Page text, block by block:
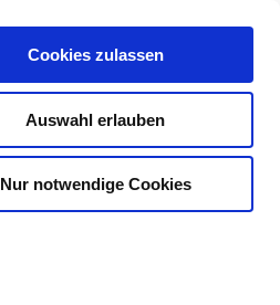
Cookies zulassen
Auswahl erlauben
Nur notwendige Cookies